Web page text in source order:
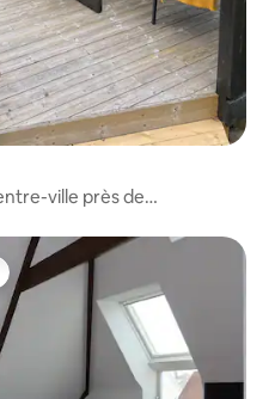
ville près de
plus appréciés